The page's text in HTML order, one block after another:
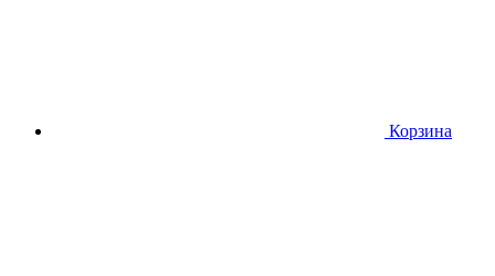
Корзина